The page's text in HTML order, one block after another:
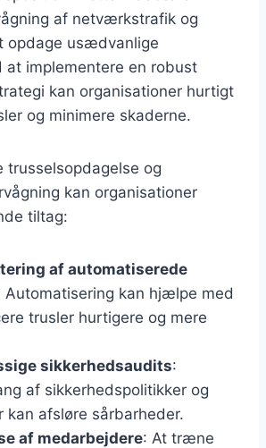
af netværkstrafik og
opdage usædvanlige
at implementere en robust
kan organisationer hurtigt
og minimere skaderne.
trusselsopdagelse og
kan organisationer
tiltag:
af automatiserede
Automatisering kan hjælpe med
trusler hurtigere og mere
sikkerhedsaudits:
af sikkerhedspolitikker og
kan afsløre sårbarheder.
af medarbejdere: At træne